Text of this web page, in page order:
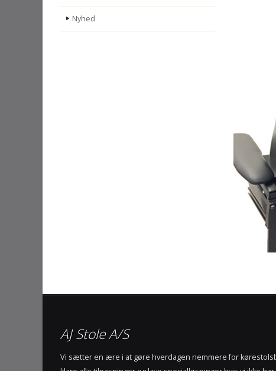
Nyhed
AJ Stole A/S
Vi sætter en ære i at gøre hverdagen nemmere for